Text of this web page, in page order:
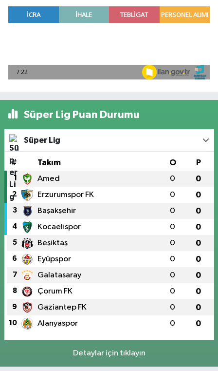
Süper Lig Puan Durumu
Süper Lig
# Takım O P
1 Amed 0 0
2 Erzurumspor FK 0 0
3 Başakşehir 0 0
4 Kocaelispor 0 0
5 Beşiktaş 0 0
6 Eyüpspor 0 0
7 Galatasaray 0 0
8 Çorum FK 0 0
9 Gaziantep FK 0 0
10 Alanyaspor 0 0
Detaylar için tıklayın